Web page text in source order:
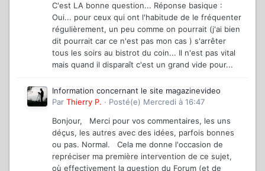
C'est LA bonne question... Réponse basique :
Oui... pour ceux qui ont l'habitude de le fréquenter
régulièrement, un peu comme on pourrait (j'ai bien
dit pourrait car ce n'est pas mon cas ) s'arrêter
tous les soirs au bistrot du coin... Il n'est pas vital
mais quand il disparaît c'est un grand vide pour...
Information concernant le site magazinevideo
Par Thierry P. · Posté(e) Mercredi à 16:47
Bonjour, Merci pour vos commentaires, les uns
déçus, les autres avec des idées, parfois bonnes
ou pas. Normal. Cela me donne l'occasion de
repréciser ma première intervention de ce sujet,
où effectivement la question du Forum (et de